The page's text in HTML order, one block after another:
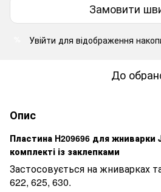
Замовити
Увійти для відображення
До
Опис
Пластина H209696 для жниварки
комплекті із заклепками
Застосовується на жниварках
622, 625, 630.